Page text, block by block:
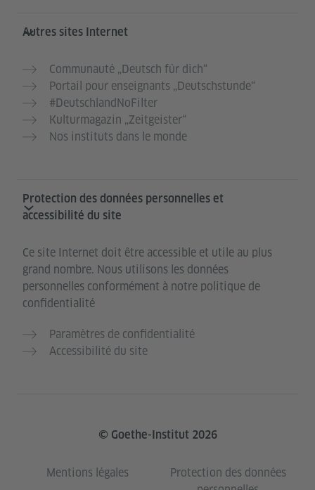
Autres sites Internet
Communauté „Deutsch für dich“
Portail pour enseignants „Deutschstunde“
#DeutschlandNoFilter
Kulturmagazin „Zeitgeister“
Nos instituts dans le monde
Protection des données personnelles et
accessibilité du site
Ce site Internet doit être accessible et utile au plus
grand nombre. Nous utilisons les données
personnelles conformément à notre politique de
confidentialité
Paramètres de confidentialité
Accessibilité du site
© Goethe-Institut 2026
Mentions légales
Protection des données